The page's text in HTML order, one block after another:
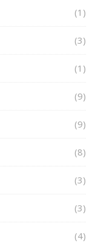
(1)
(3)
(1)
(9)
(9)
(8)
(3)
(3)
(4)